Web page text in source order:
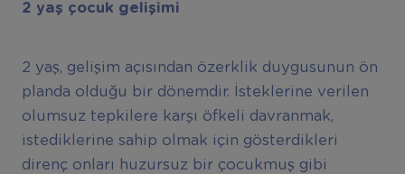
2 yaş çocuk gelişimi
2 yaş, gelişim açısından özerklik duygusunun ön
planda olduğu bir dönemdir. İsteklerine verilen
olumsuz tepkilere karşı öfkeli davranmak,
istediklerine sahip olmak için gösterdikleri
direnç onları huzursuz bir çocukmuş gibi